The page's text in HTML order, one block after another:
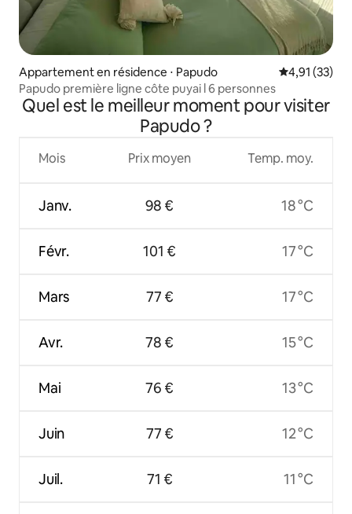
Appartement en résidence ⋅ Papudo Évaluation
4,91 (33)
Papudo première ligne côte puyai l 6 personnes
Quel est le meilleur moment pour visiter
Papudo ?
Mois
Janv.
Févr.
Mars
Avr.
Mai
Juin
Juil.
Prix moyen
98 €
101 €
77 €
78 €
76 €
77 €
71 €
Temp. moy.
18 °C
17 °C
17 °C
15 °C
13 °C
12 °C
11 °C